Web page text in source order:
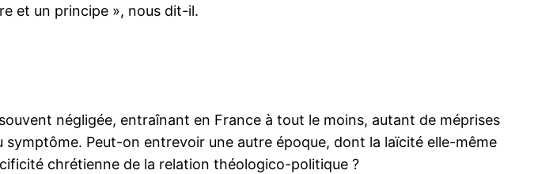
et un principe », nous dit-il.
négligée, entraînant en France à tout le moins, autant de méprises
Peut-on entrevoir une autre époque, dont la laïcité elle-même
chrétienne de la relation théologico-politique ?